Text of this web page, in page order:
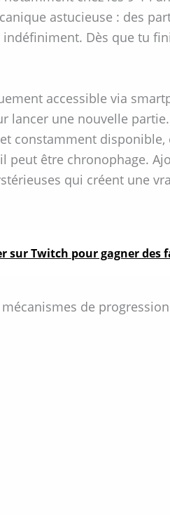
astucieuse : des
indéfiniment. Dès que tu
accessible via
lancer une nouvelle
constamment
peut être chronophage.
qui créent une
sur Twitch pour gagner des
de